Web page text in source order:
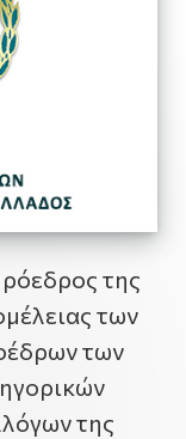
της
των
των
της